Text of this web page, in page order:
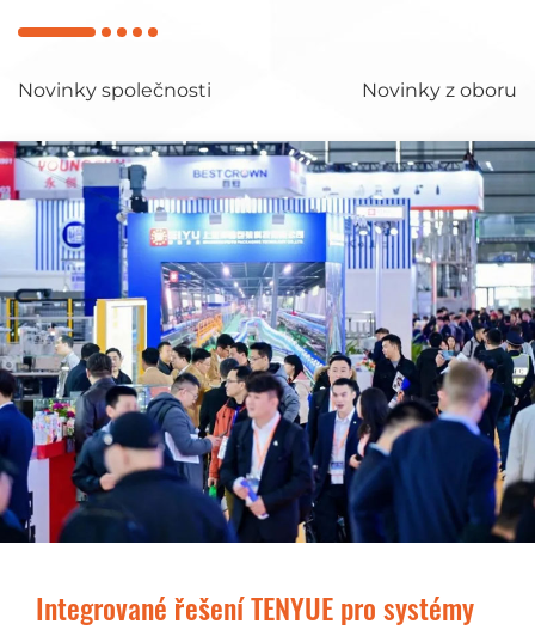
Novinky společnosti Novinky z oboru
Integrované řešení TENYUE pro systémy